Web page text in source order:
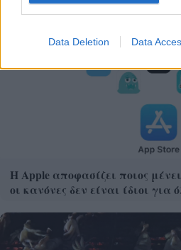
Data Deletion Data
Η Apple αποφασίζει ποιος
οι κανόνες δεν είναι ίδιοι για